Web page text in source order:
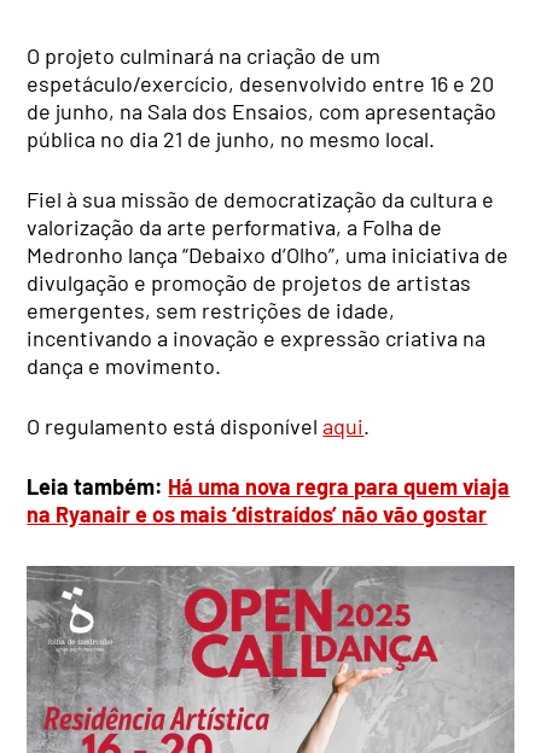
O projeto culminará na criação de um
espetáculo/exercício, desenvolvido entre 16 e 20
de junho, na Sala dos Ensaios, com apresentação
pública no dia 21 de junho, no mesmo local.
Fiel à sua missão de democratização da cultura e
valorização da arte performativa, a Folha de
Medronho lança “Debaixo d’Olho”, uma iniciativa de
divulgação e promoção de projetos de artistas
emergentes, sem restrições de idade,
incentivando a inovação e expressão criativa na
dança e movimento.
O regulamento está disponívelaqui.
Leia também: Há uma nova regra para quem viaja
na Ryanair e os mais ‘distraídos’ não vão gostar